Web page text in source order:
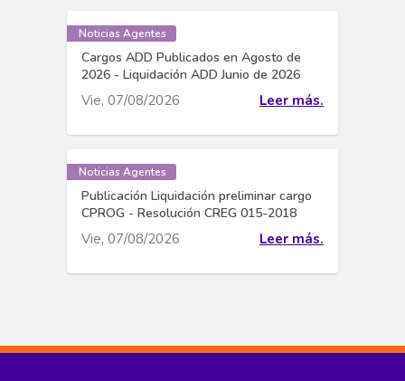
Noticias Agentes
Cargos ADD Publicados en Agosto de
2026 - Liquidación ADD Junio de 2026
Vie, 07/08/2026 Leer más.
Noticias Agentes
Publicación Liquidación preliminar cargo
CPROG - Resolución CREG 015-2018
Vie, 07/08/2026 Leer más.